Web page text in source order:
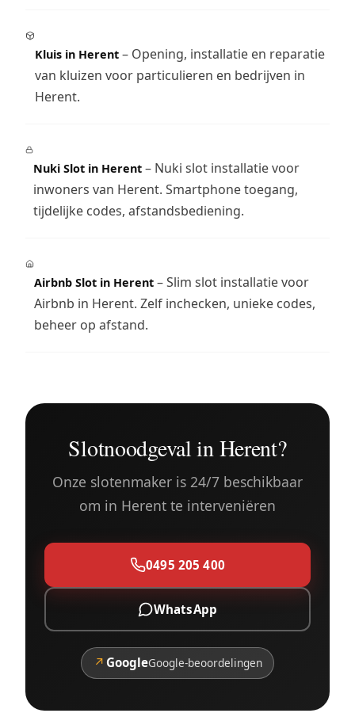
Kluis in Herent– Opening, installatie en reparatie
van kluizen voor particulieren en bedrijven in
Herent.
Nuki Slot in Herent– Nuki slot installatie voor
inwoners van Herent. Smartphone toegang,
tijdelijke codes, afstandsbediening.
Airbnb Slot in Herent– Slim slot installatie voor
Airbnb in Herent. Zelf inchecken, unieke codes,
beheer op afstand.
Slotnoodgeval in Herent?
Onze slotenmaker is 24/7 beschikbaar
om in Herent te interveniëren
0495 205 400
WhatsApp
↗ GoogleGoogle-beoordelingen